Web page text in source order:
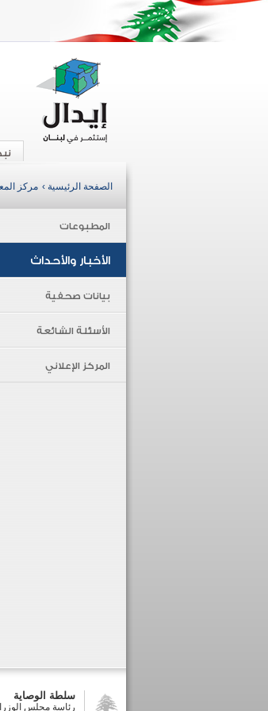
الصفحة الرئيسية › مركز
المطبوعات
الأخبار والأحداث
بيانات صحفية
الأسئلة الشائعة
المركز الإعلاني
سلطة الوصاية
رئاسة مجلس